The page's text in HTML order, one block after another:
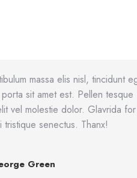
massa elis nisl, tincidunt
sit amet est. Pellen tesque
vel molestie dolor. Glavrida for
tristique senectus. Thanx!
Green